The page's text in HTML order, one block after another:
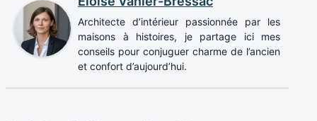
Architecte d’intérieur passionnée par les
maisons à histoires, je partage ici mes
conseils pour conjuguer charme de l’ancien
et confort d’aujourd’hui.